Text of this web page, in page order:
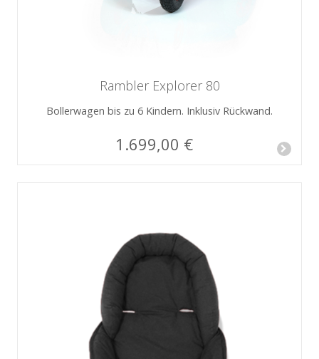
Rambler Explorer 80
Bollerwagen bis zu 6 Kindern. Inklusiv Rückwand.
1.699,00 €